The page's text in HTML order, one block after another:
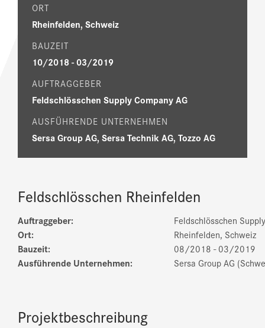
ORT
Rheinfelden, Schweiz
BAUZEIT
10/2018 - 03/2019
AUFTRAGGEBER
Feldschlösschen Supply Company AG
AUSFÜHRENDE UNTERNEHMEN
Sersa Group AG, Sersa Technik AG, Tozzo AG
Feldschlösschen Rheinfelden
Auftraggeber:
Feldschlösschen
Ort:
Rheinfelden, Schweiz
Bauzeit:
08/2018 - 03/2019
Ausführende Unternehmen:
Sersa Group AG
Projektbeschreibung